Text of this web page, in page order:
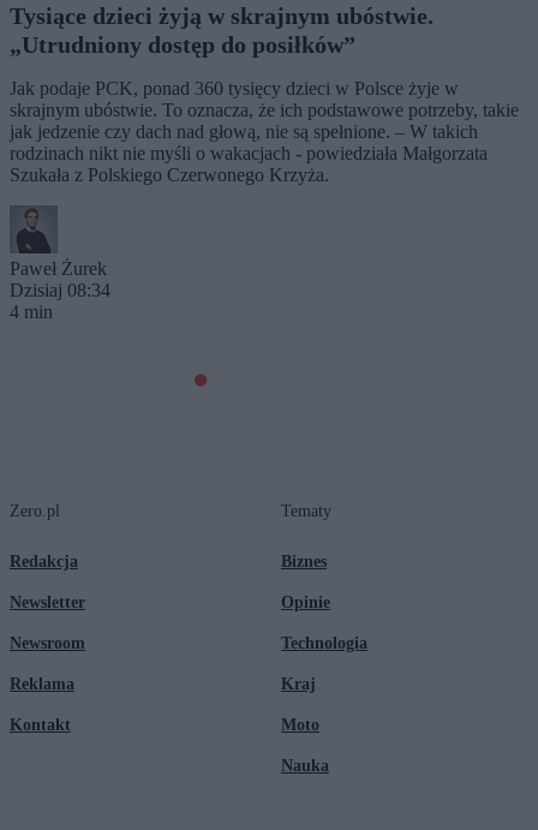
Tysiące dzieci żyją w skrajnym ubóstwie.
„Utrudniony dostęp do posiłków”
Jak podaje PCK, ponad 360 tysięcy dzieci w Polsce żyje w
skrajnym ubóstwie. To oznacza, że ich podstawowe potrzeby, takie
jak jedzenie czy dach nad głową, nie są spełnione. – W takich
rodzinach nikt nie myśli o wakacjach - powiedziała Małgorzata
Szukała z Polskiego Czerwonego Krzyża.
Paweł Żurek
Dzisiaj 08:34
4 min
Zero.pl
Redakcja
Newsletter
Newsroom
Reklama
Kontakt
Tematy
Biznes
Opinie
Technologia
Kraj
Moto
Nauka